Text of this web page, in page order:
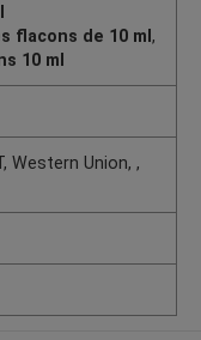
flacons de 10 ml,
10 ml
Western Union, ,